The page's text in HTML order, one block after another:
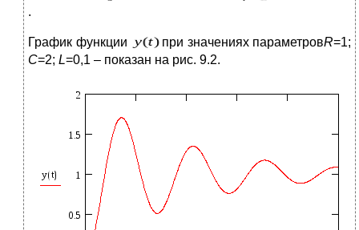
.
График функции при значениях параметровR=1;
C=2; L=0,1 – показан на рис. 9.2.